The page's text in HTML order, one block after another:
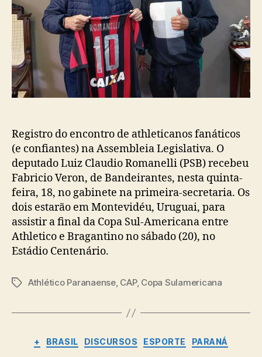
Registro do encontro de athleticanos fanáticos
(e confiantes) na Assembleia Legislativa. O
deputado Luiz Claudio Romanelli (PSB) recebeu
Fabricio Veron, de Bandeirantes, nesta quinta-
feira, 18, no gabinete na primeira-secretaria. Os
dois estarão em Montevidéu, Uruguai, para
assistir a final da Copa Sul-Americana entre
Athletico e Bragantino no sábado (20), no
Estádio Centenário.
TagsAthlético Paranaense, CAP, Copa Sulamericana
Categorias
+ BRASIL DISCURSOS ESPORTE PARANÁ